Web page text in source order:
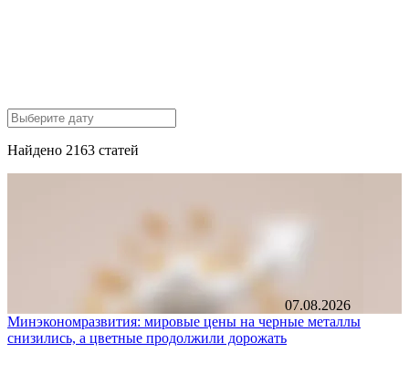
Найдено 2163 статей
07.08.2026
Минэкономразвития: мировые цены на черные металлы
снизились, а цветные продолжили дорожать